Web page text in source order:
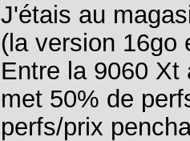
J'étais au
(la version 16go
Entre la 9060 Xt
met 50% de
perfs/prix